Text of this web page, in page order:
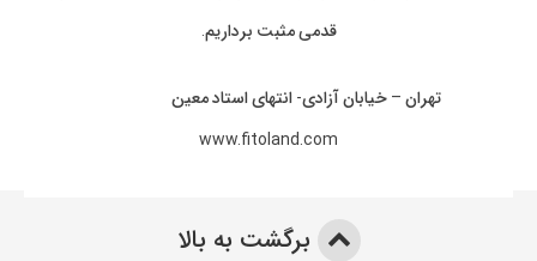
قدمی مثبت برداریم.
تهران – خیابان آزادی- انتهای استاد معین
www.fitoland.com
برگشت به بالا